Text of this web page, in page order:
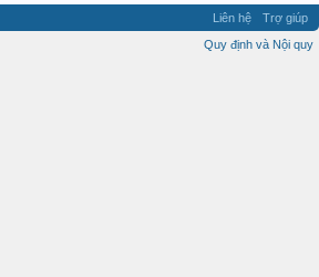
Liên hệ
Trợ giúp
Quy định và Nội quy